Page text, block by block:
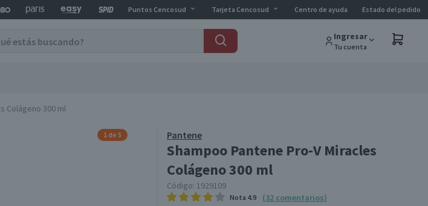
Puntos Cencosud Tarjeta Cencosud Centro de ayuda Estado del pedido
Ingresar
Tu cuenta
Colágeno 300 ml
Pantene
Shampoo Pantene Pro-V Miracles
Colágeno 300 ml
Código: 1929109
Nota 4.9 (32 comentarios)
1 de 5